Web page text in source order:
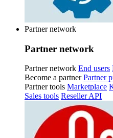
Partner network
Partner network
Partner network End users
Become a partner Partner
Partner tools Marketplace
Sales tools Reseller API